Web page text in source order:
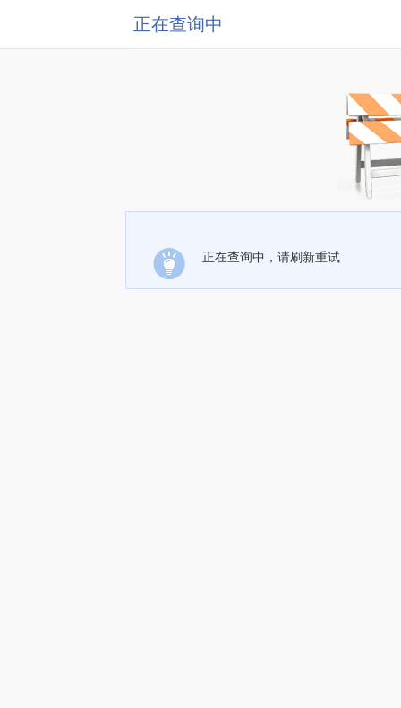
正在查询中
正在查询中，请刷新重试